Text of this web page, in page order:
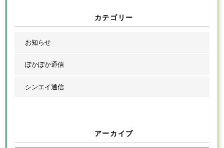
カテゴリー
お知らせ
ぽかぽか通信
シンエイ通信
アーカイブ